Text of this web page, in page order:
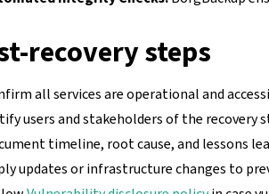
recovery steps
all services are operational and
users and stakeholders of the recovery
timeline, root cause, and lessons
updates or infrastructure changes to